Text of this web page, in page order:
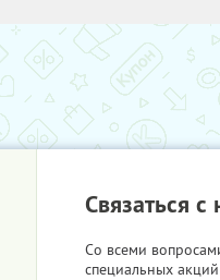
Связаться с
Со всеми
специальных